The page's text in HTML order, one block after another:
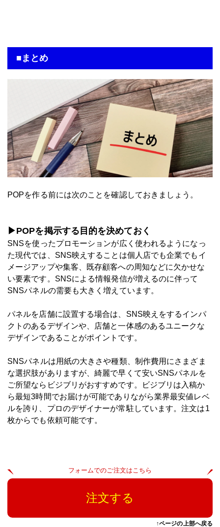
■まとめ
POPを作る前には次のことを確認しておきましょう。
▶POPを掲示する目的を決めておく
SNSを使ったプロモーションが広く使われるようになっ
た現代では、SNS映えすることは個人店でも企業でもイ
メージアップや集客、既存顧客への周知などに欠かせな
い要素です。SNSによる情報発信が増えるのに伴って
SNSパネルの需要も大きく増えています。
パネルを店舗に設置する場合は、SNS映えをするインパ
クトのあるデザインや、店舗と一体感のあるユニークな
デザインであることがポイントです。
SNSパネルは用紙の大きさや種類、制作費用にさまざま
な選択肢がありますが、綺麗で早くて安いSNSパネルを
ご所望ならビジブリがおすすめです。ビジブリは入稿か
ら最短3時間でお届けが可能でありながら業界最安値レベ
ルを誇り、プロのデザイナーが常駐しています。注文は1
枚からでも依頼可能です。
フォームでのご注文はこちら
注文する
↑ページの上部へ戻る